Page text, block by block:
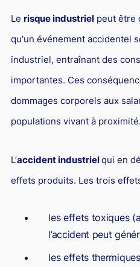
Droit aérien
Droit de l'environnement et
Transport
Restructuration d'entreprise
Transmission d'entreprise et
Gestion des crises
Le risque industrielpeut être
qu'un événement accidentel
industriel, entraînant des
importantes. Ces
dommages corporels aux
populations vivant à proximité.
L’accident industrielqui en
effets produits. Les trois
les effets toxiques
l’accident peut
les effets